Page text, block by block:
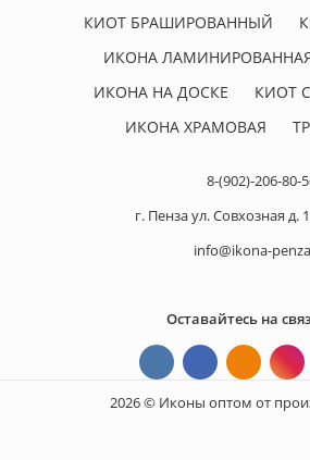
КИОТ БРАШИРОВАННЫЙ
ИКОНА
ИКОНА НА ДОСКЕ
КИОТ
ИКОНА ХРАМОВАЯ
8-(902)-206-80-
г. Пенза ул. Совхозная д.
info@ikona-
Оставайтесь на
2026 © Иконы оптом от